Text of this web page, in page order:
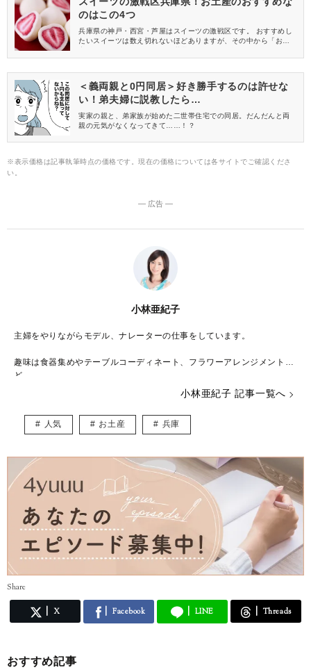
のはこの4つ
兵庫県の神戸・西宮・芦屋はスイーツの激戦区です。 おすすめし
たいスイーツは数え切れないほどありますが、その中から「お土
＜義両親と0円同居＞好き勝手するのは許せな
い！弟夫婦に説教したら…
実家の親と、弟家族が始めた二世帯住宅での同居。だんだんと両
親の元気がなくなってきて……！？
※表示価格は記事執筆時点の価格です。現在の価格については各サイトでご確認くださ
い。
― 広告 ―
小林亜紀子
主婦をやりながらモデル、ナレーターの仕事をしています。
趣味は食器集めやテーブルコーディネート、フラワーアレンジメントな
ど。
季節や季節ごとのイベントに合わせて部屋・玄関・トイレなどの花やイ
またコスメやファッションが大好きで、どんなファッションでも着こな
小林亜紀子 記事一覧へ
人気 お土産 兵庫
Share
X Facebook LINE Threads
おすすめ記事